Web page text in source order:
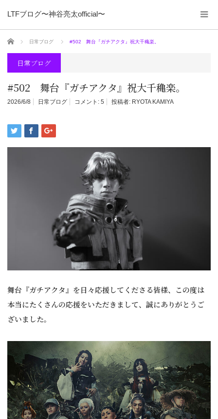
LTFブログ〜神谷亮太official〜
ホーム 日常ブログ #502 舞台『ガチアクタ』祝大千穐楽。
日常ブログ
#502 舞台『ガチアクタ』祝大千穐楽。
2026/6/8 日常ブログ コメント: 5 投稿者: RYOTA KAMIYA
舞台『ガチアクタ』を日々応援してくださる皆様、この度は
本当にたくさんの応援をいただきまして、誠にありがとうご
ざいました。